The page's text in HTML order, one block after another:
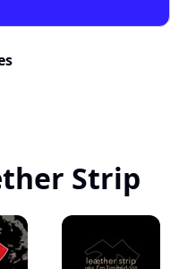
Strip